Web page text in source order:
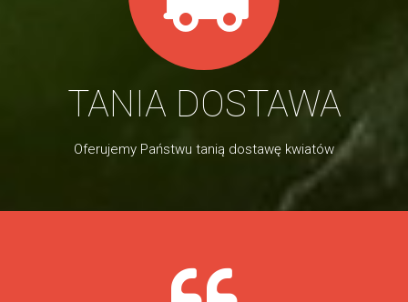
TANIA DOSTAWA
Oferujemy Państwu tanią dostawę kwiatów